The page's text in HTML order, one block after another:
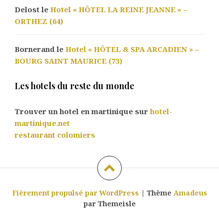
Delost le Hotel « HÔTEL LA REINE JEANNE » –
ORTHEZ (64)
Bornerand le Hotel « HÔTEL & SPA ARCADIEN » –
BOURG SAINT MAURICE (73)
Les hotels du reste du monde
Trouver un hotel en martinique surhotel-
martinique.net
restaurant colomiers
Fièrement propulsé par WordPress | Thème Amadeus
par Themeisle